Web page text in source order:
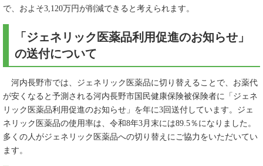
で、およそ3,120万円が削減できると考えられます。
「ジェネリック医薬品利用促進のお知らせ」
の送付について
河内長野市では、ジェネリック医薬品に切り替えることで、お薬代
が安くなると予測される河内長野市国民健康保険被保険者に「ジェネ
リック医薬品利用促進のお知らせ」を年に3回送付しています。ジェ
ネリック医薬品の使用率は、令和8年3月末には89.5％になりました。
多くの人がジェネリック医薬品への切り替えにご協力をいただいてい
ます。